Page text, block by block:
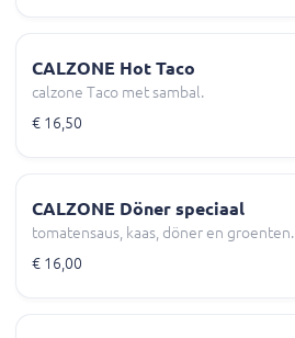
CALZONE Hot Taco
calzone Taco met sambal.
€ 16,50
CALZONE Döner speciaal
tomatensaus, kaas, döner en groenten.
€ 16,00